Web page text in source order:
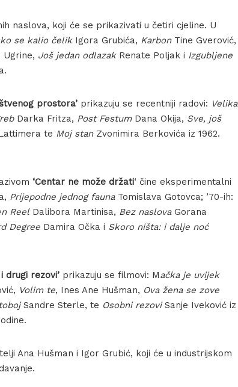
naslova, koji će se prikazivati u četiri cjeline. U
se kalio čelikIgora Grubića, KarbonTine Gverović,
Još jedan odlazakRenate Poljak i Izgubljene
prostora’ prikazuju se recentniji radovi: Velika
Darka Fritza, Post FestumDana Okija, Sve, još
te Moj stanZvonimira Berkovića iz 1962.
‘Centar ne može držati‘ čine eksperimentalni
Prijepodne jednog faunaTomislava Gotovca; ’70-ih:
ReelDalibora Martinisa, Bez naslovaGorana
Degree Damira Očka i Skoro ništa: i dalje noć
i drugi rezovi’ prikazuju se filmovi: Mačka je uvijek
Volim te, Ines Ane Hušman, Ova žena se zove
Sandre Sterle, te Osobni rezoviSanje Iveković iz
Ana Hušman i Igor Grubić, koji će u industrijskom